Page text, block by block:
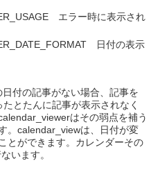
エラー時に表示され
日付の表示
付の記事がない場合、記事を
とたんに記事が表示されなく
はその弱点を補う
。calendar_viewは、日付が変
とができます。カレンダーその
います。